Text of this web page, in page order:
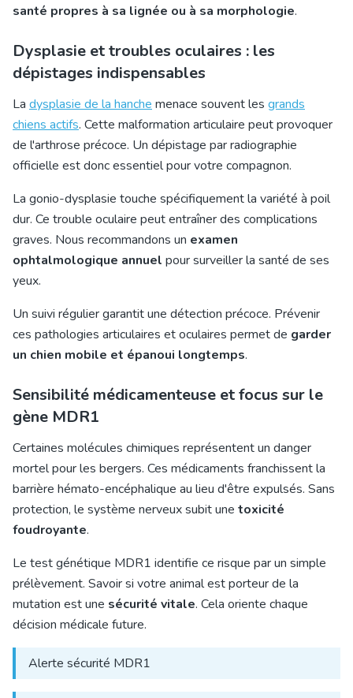
santé propres à sa lignée ou à sa morphologie.
Dysplasie et troubles oculaires : les
dépistages indispensables
La dysplasie de la hanche menace souvent les grands
chiens actifs. Cette malformation articulaire peut provoquer
de l'arthrose précoce. Un dépistage par radiographie
officielle est donc essentiel pour votre compagnon.
La gonio-dysplasie touche spécifiquement la variété à poil
dur. Ce trouble oculaire peut entraîner des complications
graves. Nous recommandons un examen
ophtalmologique annuel pour surveiller la santé de ses
yeux.
Un suivi régulier garantit une détection précoce. Prévenir
ces pathologies articulaires et oculaires permet de garder
un chien mobile et épanoui longtemps.
Sensibilité médicamenteuse et focus sur le
gène MDR1
Certaines molécules chimiques représentent un danger
mortel pour les bergers. Ces médicaments franchissent la
barrière hémato-encéphalique au lieu d'être expulsés. Sans
protection, le système nerveux subit une toxicité
foudroyante.
Le test génétique MDR1 identifie ce risque par un simple
prélèvement. Savoir si votre animal est porteur de la
mutation est une sécurité vitale. Cela oriente chaque
décision médicale future.
Alerte sécurité MDR1